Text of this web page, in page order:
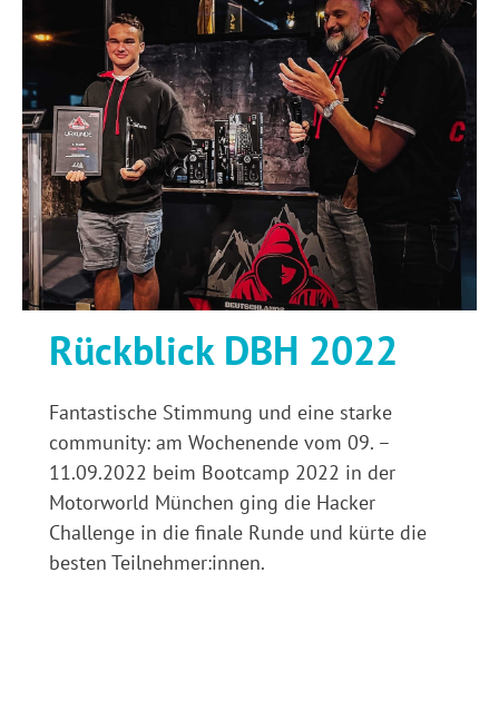
Rückblick DBH 2022
Fantastische Stimmung und eine starke
community: am Wochenende vom 09. –
11.09.2022 beim Bootcamp 2022 in der
Motorworld München ging die Hacker
Challenge in die finale Runde und kürte die
besten Teilnehmer:innen.